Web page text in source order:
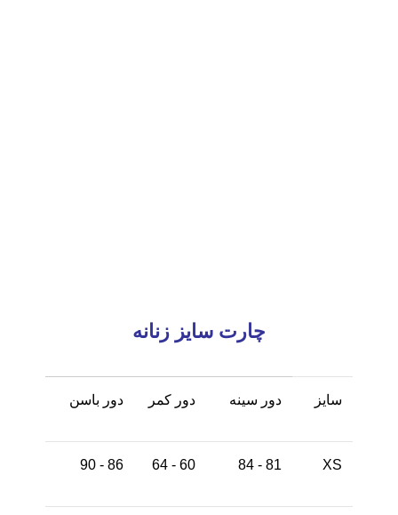
چارت سایز زنانه
سایز دور سینه دور کمر دور باسن
XS
81 - 84
60 - 64
86 - 90